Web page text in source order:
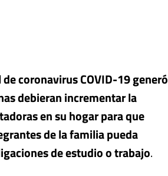
coronavirus COVID-19 generó
debieran incrementar la
en su hogar para que
de la familia pueda
de estudio o trabajo.